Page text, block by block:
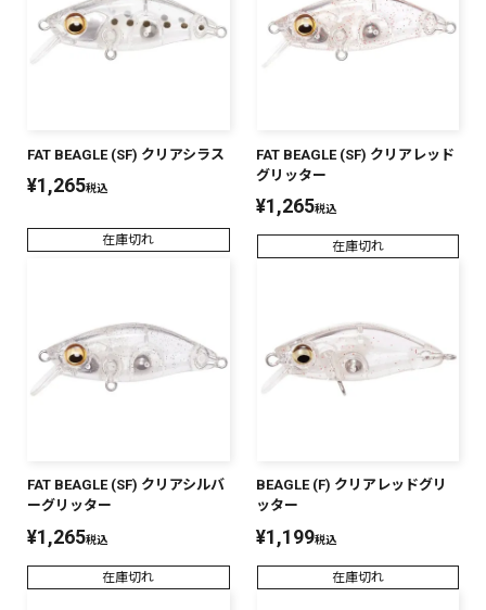
FAT BEAGLE (SF) クリアシラス
¥1,265税込
在庫切れ
FAT BEAGLE (SF) クリアレッド
グリッター
¥1,265税込
在庫切れ
FAT BEAGLE (SF) クリアシルバ
ーグリッター
¥1,265税込
在庫切れ
BEAGLE (F) クリアレッドグリ
ッター
¥1,199税込
在庫切れ